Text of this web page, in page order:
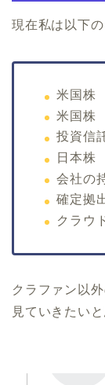
現在私は以下
米国株
米国
投資信
日本株
会社の
確定拠
クラウ
クラファン以
見ていきたいと